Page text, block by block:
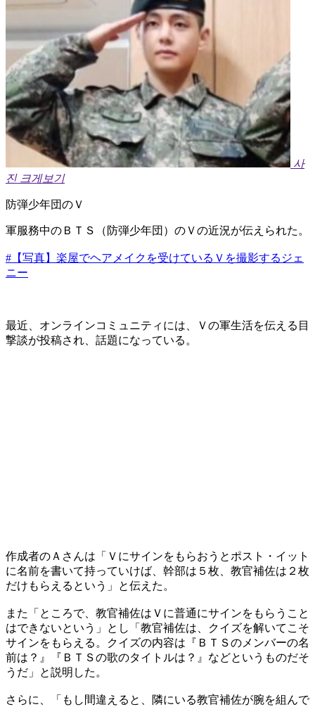
사
진 크게보기
防弾少年団のＶ
軍服務中のＢＴＳ（防弾少年団）のＶの近況が伝えられた。
#【写真】楽屋でヘアメイクを受けているＶを撮影するジェ
ニー
​最近、オンラインコミュニティには、Ｖの軍生活を伝える目
撃談が投稿され、話題になっている。
​作成者のＡさんは「Ｖにサインをもらおうとポスト・イット
に名前を書いて持っていけば、幹部は５枚、教官補佐は２枚
だけもらえるという」と伝えた。
また「ところで、教官補佐はＶに普通にサインをもらうこと
はできないという」とし「教官補佐は、クイズを解いてこそ
サインをもらえる。クイズの内容は『ＢＴＳのメンバーの名
前は？』『ＢＴＳの歌のタイトルは？』などというものだそ
うだ」と説明した。
​さらに、「もし間違えると、隣にいる教官補佐が腕を組んで